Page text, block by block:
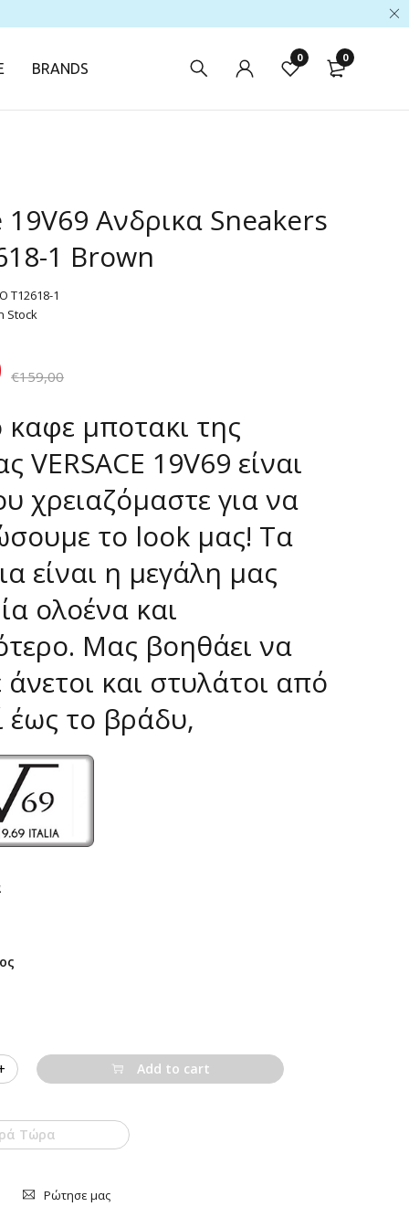
BRANDS
0 0
19V69 Ανδρικα Sneakers
1 Brown
T12618-1
Stock
€159,00
μποτακι της
VERSACE 19V69 είναι
χρειαζόμαστε για να
το look μας! Τα
είναι η μεγάλη μας
ολοένα και
Μας βοηθάει να
άνετοι και στυλάτοι από
έως το βράδυ,
Add to cart
Τώρα
Ρώτησε μας